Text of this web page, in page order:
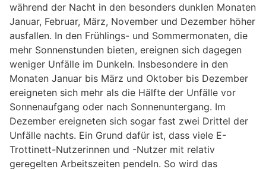
während der Nacht in den besonders dunklen Monaten
Januar, Februar, März, November und Dezember höher
ausfallen. In den Frühlings- und Sommermonaten, die
mehr Sonnenstunden bieten, ereignen sich dagegen
weniger Unfälle im Dunkeln. Insbesondere in den
Monaten Januar bis März und Oktober bis Dezember
ereigneten sich mehr als die Hälfte der Unfälle vor
Sonnenaufgang oder nach Sonnenuntergang. Im
Dezember ereigneten sich sogar fast zwei Drittel der
Unfälle nachts. Ein Grund dafür ist, dass viele E-
Trottinett-Nutzerinnen und -Nutzer mit relativ
geregelten Arbeitszeiten pendeln. So wird das